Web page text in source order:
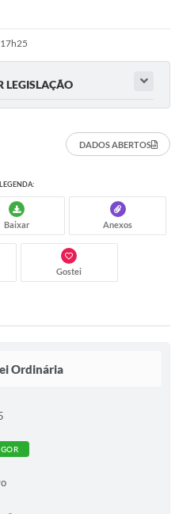
LEGISLAÇÃO
DADOS ABERTOS
LEGENDA:
Baixar Anexos
Gostei
Ordinária